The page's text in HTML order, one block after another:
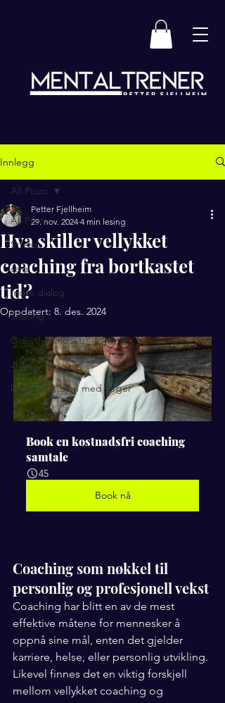
Innlegg
All Posts
Stress
salg
Indre dialog
Trening
Growth Mindset
JUL
kommunikasjon med farger
All Posts
Hva skiller vellykket
coaching fra bortkastet
tid?
Petter Fjellheim
29. nov. 2024 4 min lesing
Oppdatert: 8. des. 2024
Book en kostnadsfri coaching
samtale
45
Book nå
Coaching som nøkkel til
personlig og profesjonell vekst
Coaching har blitt en av de mest
effektive måtene for mennesker å
oppnå sine mål, enten det gjelder
karriere, helse, eller personlig utvikling.
Likevel finnes det en viktig forskjell
mellom vellykket coaching og